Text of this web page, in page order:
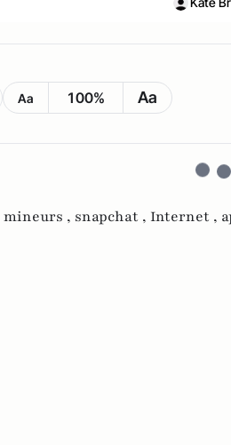
Aa 100% Aa
mineurs , snapchat , Internet ,